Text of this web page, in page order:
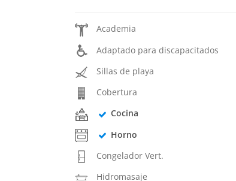
Academia
Adaptado para discapacitados
Sillas de playa
Cobertura
Cocina
Horno
Congelador Vert.
Hidromasaje